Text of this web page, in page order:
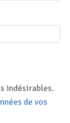
indésirables.
de vos